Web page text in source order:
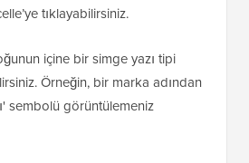
tıklayabilirsiniz.
içine bir simge yazı tipi
Örneğin, bir marka adından
sembolü görüntülemeniz